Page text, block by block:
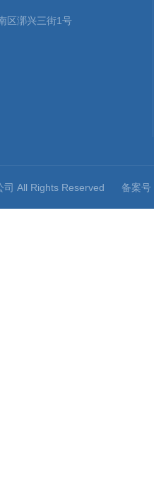
区漷兴三街1号
司 All Rights Reserved 备案号